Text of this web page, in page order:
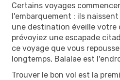
Certains voyages
l'embarquement : ils
une destination éveille votre
prévoyiez une escapade
ce voyage que vous
longtemps, Balalae est
Trouver le bon vol est la